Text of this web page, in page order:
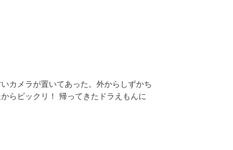
カメラが置いてあった。外からしずかち
らビックリ！ 帰ってきたドラえもんに
たリサイタルのビラを別のチラシと交換